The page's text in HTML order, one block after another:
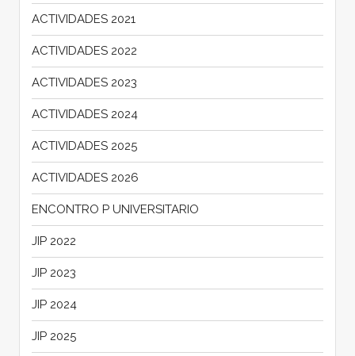
ACTIVIDADES 2021
ACTIVIDADES 2022
ACTIVIDADES 2023
ACTIVIDADES 2024
ACTIVIDADES 2025
ACTIVIDADES 2026
ENCONTRO P UNIVERSITARIO
JIP 2022
JIP 2023
JIP 2024
JIP 2025